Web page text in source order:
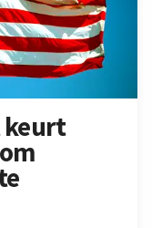
keurt